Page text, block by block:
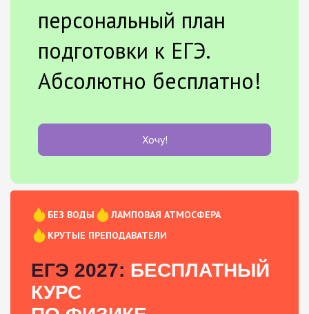
персональный план
подготовки к ЕГЭ.
Абсолютно бесплатно!
Хочу!
БЕЗ ВОДЫ
ЛАМПОВАЯ АТМОСФЕРА
КРУТЫЕ ПРЕПОДАВАТЕЛИ
ЕГЭ 2027: БЕСПЛАТНЫЙ
КУРС